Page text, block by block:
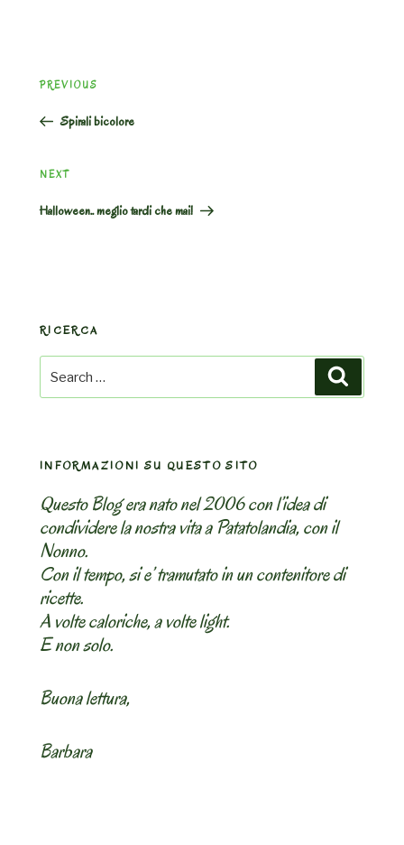
navigation
Previous
PREVIOUS
Spirali bicolore
Next
NEXT
Halloween.. meglio tardi che mai!
RICERCA
Search
for:
INFORMAZIONI SU QUESTO SITO
Questo Blog era nato nel 2006 con l’idea di
condividere la nostra vita a Patatolandia, con il
Nonno.
Con il tempo, si e’ tramutato in un contenitore di
ricette.
A volte caloriche, a volte light.
E non solo.
Buona lettura,
Barbara